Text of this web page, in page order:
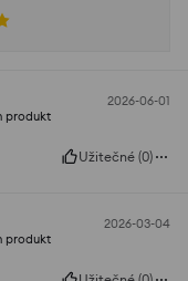
2026-06-01
produkt
Užitečné (0)
2026-03-04
produkt